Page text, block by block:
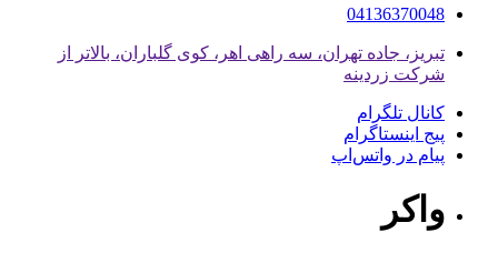
04136370048
تبریز، جاده تهران، سه راهی اهر، کوی گلباران، بالاتر از
شرکت زردینه
کانال تلگرام
پیج اینستاگرام
پیام در واتس‌اپ
واکر